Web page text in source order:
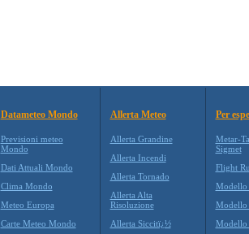
Datameteo Mondo
Previsioni meteo
Mondo
Dati Attuali Mondo
Clima Mondo
Meteo Europa
Carte Meteo Mondo
Allerta Meteo
Allerta Grandine
Allerta Incendi
Allerta Tornado
Allerta Alta
Risoluzione
Allerta Siccitï¿½
Per
Metar-
Sigmet
Flight
Modello
Modello
Modello